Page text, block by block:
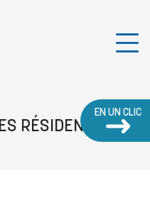
EN UN CLIC
RÉSIDENTS